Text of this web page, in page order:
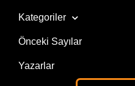
Kategoriler
Önceki Sayılar
Yazarlar